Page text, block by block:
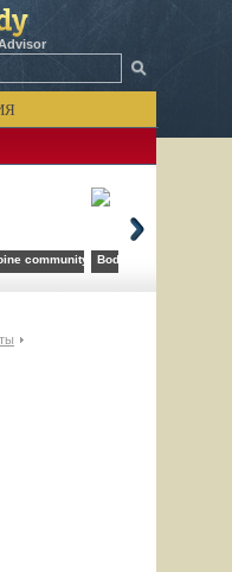
and Technology
community collegeBodwell High School